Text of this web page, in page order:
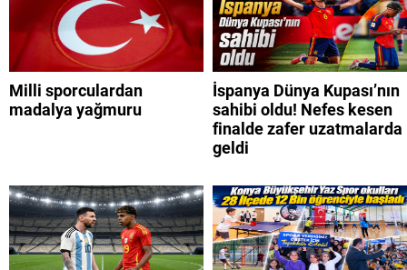
Milli sporculardan
madalya yağmuru
İspanya Dünya Kupası’nın
sahibi oldu! Nefes kesen
finalde zafer uzatmalarda
geldi